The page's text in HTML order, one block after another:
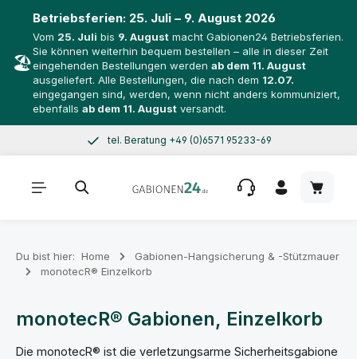
🏖️
Betriebsferien: 25. Juli – 9. August 2026
Vom 25. Juli bis 9. August macht Gabionen24 Betriebsferien.
Sie können weiterhin bequem bestellen – alle in dieser Zeit
eingehenden Bestellungen werden ab dem 11. August
ausgeliefert. Alle Bestellungen, die nach dem 12.07.
eingegangen sind, werden, wenn nicht anders kommuniziert,
ebenfalls ab dem 11. August versandt.
Zum Hauptinhalt springentel. Beratung +49 (0)6571 95233-69
Du bist hier: Home
Gabionen-Hangsicherung & -Stützmauer
monotecR® Einzelkorb
monotecR® Gabionen, Einzelkorb
Die monotecR® ist die verletzungsarme Sicherheitsgabione